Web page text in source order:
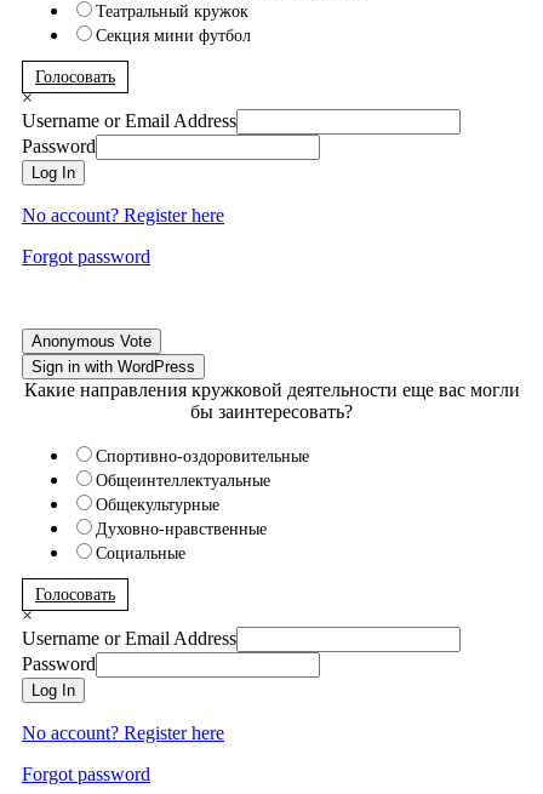
Театральный кружок
Секция мини футбол
Голосовать
×
Username or Email Address
Password
Log In
No account? Register here
Forgot password
Anonymous Vote
Sign in with WordPress
Какие направления кружковой деятельности еще вас могли
бы заинтересовать?
Спортивно-оздоровительные
Общеинтеллектуальные
Общекультурные
Духовно-нравственные
Социальные
Голосовать
×
Username or Email Address
Password
Log In
No account? Register here
Forgot password